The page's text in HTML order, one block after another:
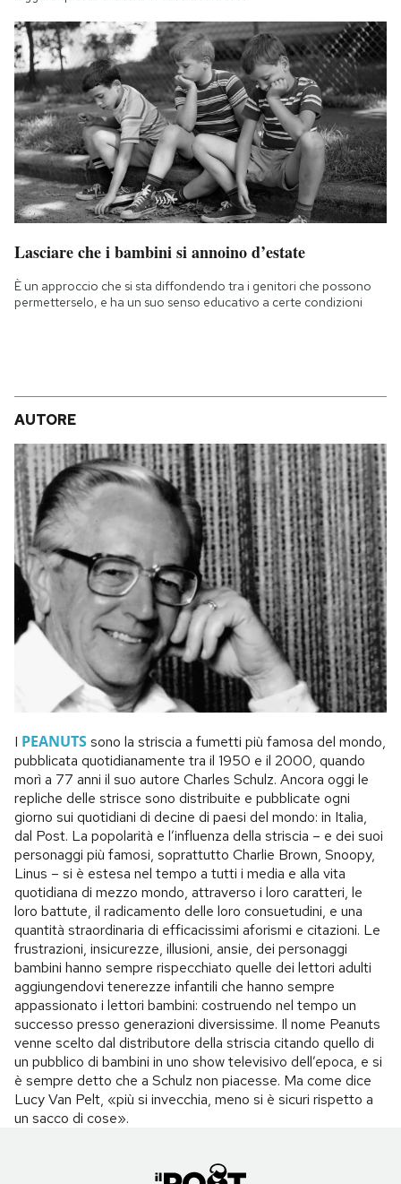
Lasciare che i bambini si annoino d’estate
È un approccio che si sta diffondendo tra i genitori che possono
permetterselo, e ha un suo senso educativo a certe condizioni
AUTORE
I PEANUTSsono la striscia a fumetti più famosa del mondo,
pubblicata quotidianamente tra il 1950 e il 2000, quando
morì a 77 anni il suo autore Charles Schulz. Ancora oggi le
repliche delle strisce sono distribuite e pubblicate ogni
giorno sui quotidiani di decine di paesi del mondo: in Italia,
dal Post. La popolarità e l’influenza della striscia – e dei suoi
personaggi più famosi, soprattutto Charlie Brown, Snoopy,
Linus – si è estesa nel tempo a tutti i media e alla vita
quotidiana di mezzo mondo, attraverso i loro caratteri, le
loro battute, il radicamento delle loro consuetudini, e una
quantità straordinaria di efficacissimi aforismi e citazioni. Le
frustrazioni, insicurezze, illusioni, ansie, dei personaggi
bambini hanno sempre rispecchiato quelle dei lettori adulti
aggiungendovi tenerezze infantili che hanno sempre
appassionato i lettori bambini: costruendo nel tempo un
successo presso generazioni diversissime. Il nome Peanuts
venne scelto dal distributore della striscia citando quello di
un pubblico di bambini in uno show televisivo dell’epoca, e si
è sempre detto che a Schulz non piacesse. Ma come dice
Lucy Van Pelt, «più si invecchia, meno si è sicuri rispetto a
un sacco di cose».